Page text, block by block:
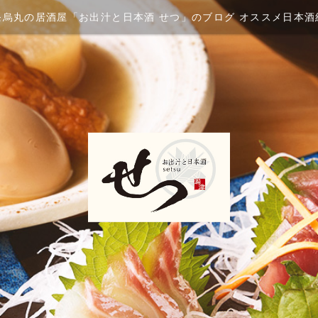
烏丸の居酒屋「お出汁と日本酒 せつ」のブログ オススメ日本酒